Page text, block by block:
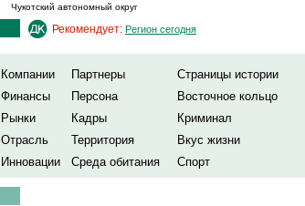
Чукотский автономный округ
Рекомендует: Регион сегодня
Компании Партнеры
Страницы истории
Финансы Персона
Восточное кольцо
Рынки Кадры
Криминал
Отрасль Территория
Вкус жизни
Инновации Среда обитания Спорт